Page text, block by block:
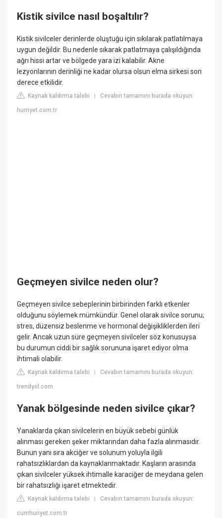
Kistik sivilce nasıl boşaltılır?
Kistik sivilceler derinlerde oluştuğu için sıkılarak patlatılmaya
uygun değildir. Bu nedenle sıkarak patlatmaya çalışıldığında
ağrı hissi artar ve bölgede yara izi kalabilir. Akne
lezyonlarının derinliği ne kadar olursa olsun elma sirkesi son
derece etkilidir.
Kaynak kaldırma talebi |Cevabın tamamını burada okuyun:
hurriyet.com.tr
Geçmeyen sivilce neden olur?
Geçmeyen sivilce sebeplerinin birbirinden farklı etkenler
olduğunu söylemek mümkündür. Genel olarak sivilce sorunu;
stres, düzensiz beslenme ve hormonal değişikliklerden ileri
gelir. Ancak uzun süre geçmeyen sivilceler söz konusuysa
bu durumun ciddi bir sağlık sorununa işaret ediyor olma
ihtimali olabilir.
Kaynak kaldırma talebi |Cevabın tamamını burada okuyun:
trendyol.com
Yanak bölgesinde neden sivilce çıkar?
Yanaklarda çıkan sivilcelerin en büyük sebebi günlük
alınması gereken şeker miktarından daha fazla alınmasıdır.
Bunun yanı sıra akciğer ve solunum yoluyla ilgili
rahatsızlıklardan da kaynaklanmaktadır. Kaşların arasında
çıkan sivilceler yüksek ihtimalle karaciğer de meydana gelen
bir rahatsızlığı işaret etmektedir.
Kaynak kaldırma talebi |Cevabın tamamını burada okuyun:
cumhuriyet.com.tr